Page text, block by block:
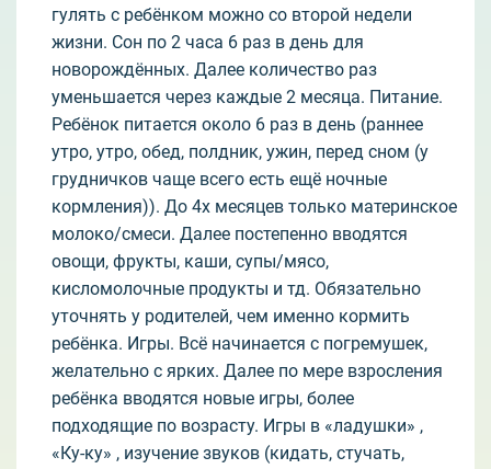
гулять с ребёнком можно со второй недели
жизни. Сон по 2 часа 6 раз в день для
новорождённых. Далее количество раз
уменьшается через каждые 2 месяца. Питание.
Ребёнок питается около 6 раз в день (раннее
утро, утро, обед, полдник, ужин, перед сном (у
грудничков чаще всего есть ещё ночные
кормления)). До 4х месяцев только материнское
молоко/смеси. Далее постепенно вводятся
овощи, фрукты, каши, супы/мясо,
кисломолочные продукты и тд. Обязательно
уточнять у родителей, чем именно кормить
ребёнка. Игры. Всë начинается с погремушек,
желательно с ярких. Далее по мере взросления
ребёнка вводятся новые игры, более
подходящие по возрасту. Игры в «ладушки» ,
«Ку-ку» , изучение звуков (кидать, стучать,